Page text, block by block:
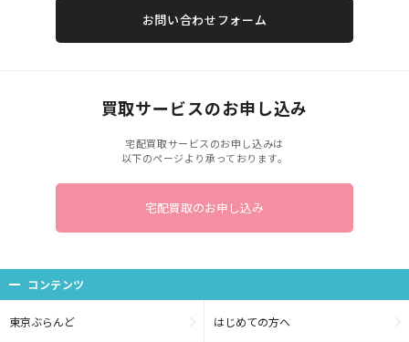
お問い合わせフォーム
買取サービスのお申し込み
宅配買取サービスのお申し込みは
以下のページより承っております。
宅配買取のお申し込み
コンテンツ
東京ぶらんど はじめての方へ